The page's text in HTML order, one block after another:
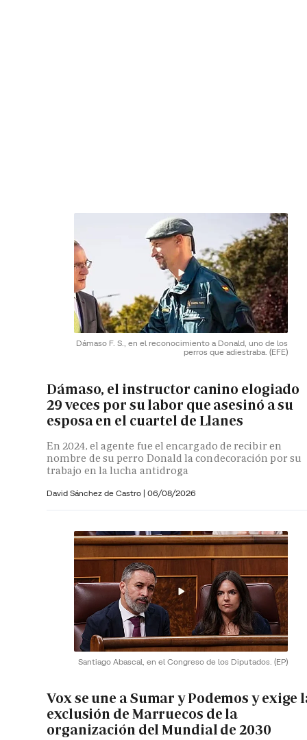
Dámaso F. S., en el reconocimiento a Donald, uno de los
perros que adiestraba. (EFE)
Dámaso, el instructor canino elogiado
29 veces por su labor que asesinó a su
esposa en el cuartel de Llanes
En 2024, el agente fue el encargado de recibir en
nombre de su perro Donald la condecoración por su
trabajo en la lucha antidroga
David Sánchez de Castro | 06/08/2026
Santiago Abascal, en el Congreso de los Diputados. (EP)
Vox se une a Sumar y Podemos y exige
exclusión de Marruecos de la
organización del Mundial de 2030